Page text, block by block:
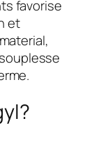
favorise
et